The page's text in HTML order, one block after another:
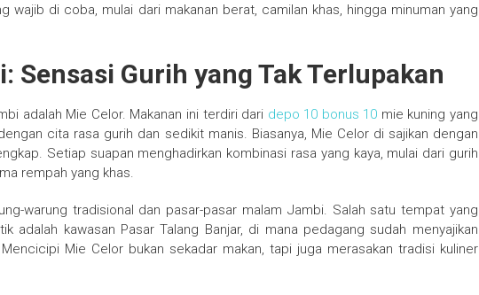
wajib di coba, mulai dari makanan berat, camilan khas, hingga minuman yang
Sensasi Gurih yang Tak Terlupakan
adalah Mie Celor. Makanan ini terdiri dari depo 10 bonus 10 mie kuning yang
cita rasa gurih dan sedikit manis. Biasanya, Mie Celor di sajikan dengan
Setiap suapan menghadirkan kombinasi rasa yang kaya, mulai dari gurih
rempah yang khas.
warung tradisional dan pasar-pasar malam Jambi. Salah satu tempat yang
adalah kawasan Pasar Talang Banjar, di mana pedagang sudah menyajikan
Mie Celor bukan sekadar makan, tapi juga merasakan tradisi kuliner